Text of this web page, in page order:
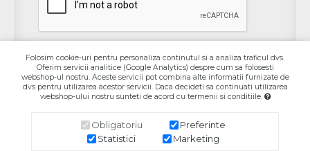
Contact
Contul Meu
Folosim cookie-uri pentru personaliza continutul si a analiza traficul dvs.
Oferim servicii analitice (Google Analytics) despre cum sa folosesti
webshop-ul nostru. Aceste servicii pot combina alte informatii furnizate de
dvs pentru utilizarea acestor servicii. Daca decideti sa continuati utilizarea
webshop-ului nostru sunteti de acord cu termenii si conditiile.
Obligatoriu
Preferinte
Statistici
Marketing